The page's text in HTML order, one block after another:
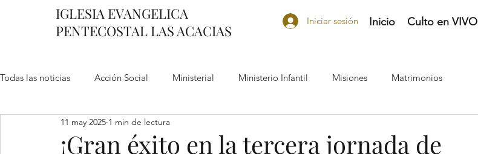
IGLESIA EVANGELICA
PENTECOSTAL LAS ACACIAS
Inicio Culto en VIVO
Iniciar sesión
Todas las noticias Acción Social Ministerial Ministerio Infantil Misiones Matrimonios
Seguimiento al nuevo creyente
¡Gran éxito en la tercera jornada de
11 may 2025 1 min de lectura